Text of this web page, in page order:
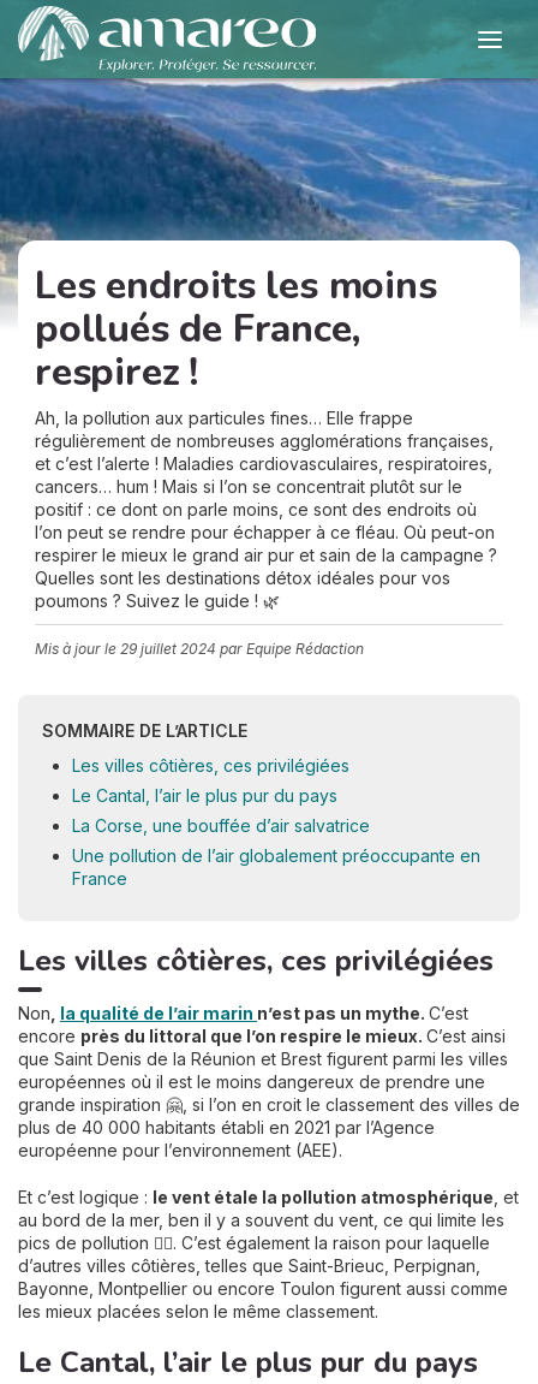
Les endroits les moins
pollués de France,
respirez !
Ah, la pollution aux particules fines… Elle frappe
régulièrement de nombreuses agglomérations françaises,
et c’est l’alerte ! Maladies cardiovasculaires, respiratoires,
cancers… hum ! Mais si l’on se concentrait plutôt sur le
positif : ce dont on parle moins, ce sont des endroits où
l’on peut se rendre pour échapper à ce fléau. Où peut-on
respirer le mieux le grand air pur et sain de la campagne ?
Quelles sont les destinations détox idéales pour vos
poumons ? Suivez le guide ! 🌿
Mis à jour le 29 juillet 2024 par Equipe Rédaction
SOMMAIRE DE L’ARTICLE
Les villes côtières, ces privilégiées
Le Cantal, l’air le plus pur du pays
La Corse, une bouffée d’air salvatrice
Une pollution de l’air globalement préoccupante en
France
Les villes côtières, ces privilégiées
Non la qualité de l’air marin n’est pas un mythe. C’est
encore près du littoral que l’on respire le mieux. C’est ainsi
que Saint Denis de la Réunion et Brest figurent parmi les villes
européennes où il est le moins dangereux de prendre une
grande inspiration 🤗, si l’on en croit le classement des villes de
plus de 40 000 habitants établi en 2021 par l’Agence
européenne pour l’environnement (AEE).
Et c’est logique : le vent étale la pollution atmosphérique , et
au bord de la mer, ben il y a souvent du vent, ce qui limite les
pics de pollution 😶‍🌫️. C’est également la raison pour laquelle
d’autres villes côtières, telles que Saint-Brieuc, Perpignan,
Bayonne, Montpellier ou encore Toulon figurent aussi comme
les mieux placées selon le même classement.
Le Cantal, l’air le plus pur du pays